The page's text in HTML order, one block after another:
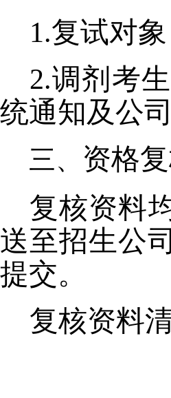
1.复试对
2.调剂考
统通知及公
资格
复核资料
送至招生公
提交。
复核资料